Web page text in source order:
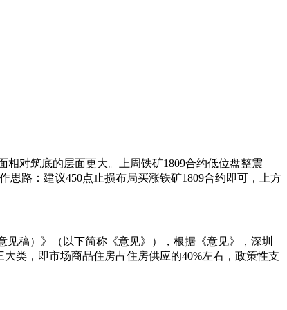
对筑底的层面更大。上周铁矿1809合约低位盘整震
路：建议450点止损布局买涨铁矿1809合约即可，上方
稿）》（以下简称《意见》），根据《意见》，深圳
类，即市场商品住房占住房供应的40%左右，政策性支